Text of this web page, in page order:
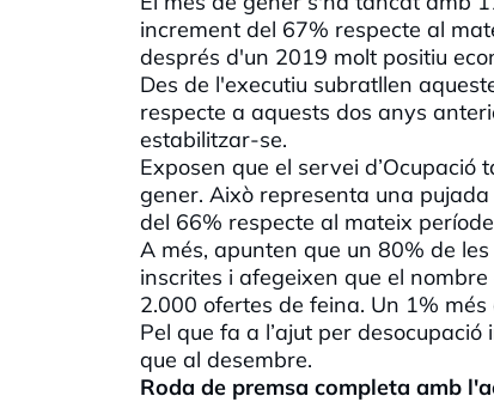
increment del 67% respecte al
després d'un 2019 molt positiu
Des de l'executiu subratllen
respecte a aquests dos anys
estabilitzar-se.
Exposen que el servei
gener. Això representa una
del 66% respecte al mateix
A més, apunten que un 80% de
inscrites i afegeixen que el
2.000 ofertes de feina. Un 1%
Pel que fa a l’ajut per
que al desembre.
Roda de premsa completa amb